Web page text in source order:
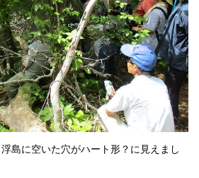
島に空いた穴がハート形？に見えまし